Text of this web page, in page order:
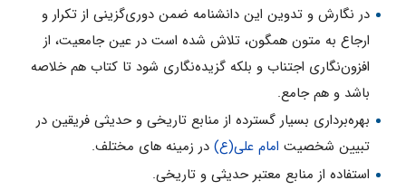
در نگارش و تدوین این دانشنامه ضمن دورى‌گزینى از تکرار و
ارجاع به متون همگون، تلاش شده است در عین جامعیت، از
افزون‌نگارى اجتناب و بلکه گزیده‌نگارى شود تا کتاب هم خلاصه
باشد و هم جامع.
بهره‌بردارى بسیار گسترده از منابع تاریخى و حدیثى فریقین در
تبیین شخصیت امام على(ع)در زمینه هاى مختلف.
استفاده از منابع معتبر حدیثى و تاریخى.